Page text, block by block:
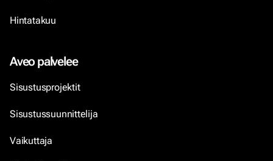
Hintatakuu
Aveo palvelee
Sisustusprojektit
Sisustussuunnittelija
Vaikuttaja